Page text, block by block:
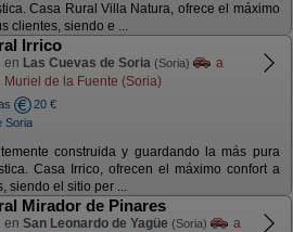
Casa Rural Villa Natura, ofrece el máximo
clientes, siendo e ...
Irrico
en Las Cuevas de Soria (Soria)
a
Muriel de la Fuente (Soria)
20 €
Soria
construida y guardando la más pura
Casa Irrico, ofrecen el máximo confort a
siendo el sitio per ...
Mirador de Pinares
en San Leonardo de Yagüe (Soria)
a